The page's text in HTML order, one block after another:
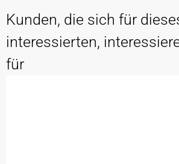
Kunden, die sich für
interessierten,
für